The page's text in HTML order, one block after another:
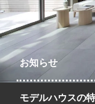
お知らせ
モデルハウスの